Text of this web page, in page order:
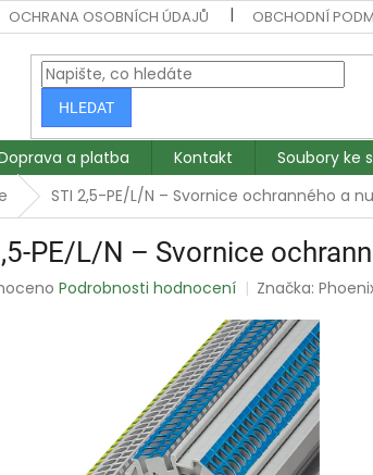
OCHRANA OSOBNÍCH ÚDAJŮ OBCHODNÍ
HLEDAT
a platba Kontakt Soubory ke
STI 2,5-PE/L/N – Svornice ochranného a
PE/L/N – Svornice
Podrobnosti hodnocení Značka: